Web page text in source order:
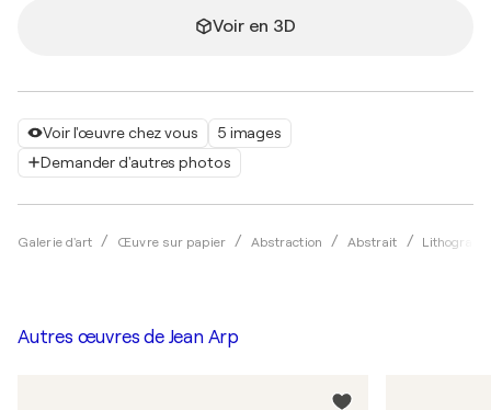
Voir l'œuvre chez vous
5 images
Demander d'autres photos
Galerie d'art Œuvre sur papier Abstraction Abstrait
Voir en 3D
Autres œuvres de Jean Arp